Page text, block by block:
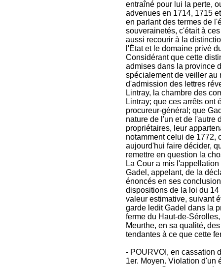
entraîné pour lui la perte,
advenues en 1714, 1715
en parlant des termes de
souverainetés, c'était à
aussi recourir à la
l'État et le domaine privé
Considérant que cette
admises dans la province
spécialement de veiller au
d'admission des lettres
Lintray, la chambre des
Lintray; que ces arrêts ont
procureur-général; que
nature de l'un et de l'autre
propriétaires, leur
notamment celui de 1772,
aujourd'hui faire décider,
remettre en question la
La Cour a mis
Gadel, appelant, de la
énoncés en ses
dispositions de la loi du
valeur estimative, suivant
garde ledit Gadel dans la
ferme du Haut-de-
Meurthe, en sa qualité,
tendantes à ce que cette
- POURVOI, en cassation
1er. Moyen. Violation d'un